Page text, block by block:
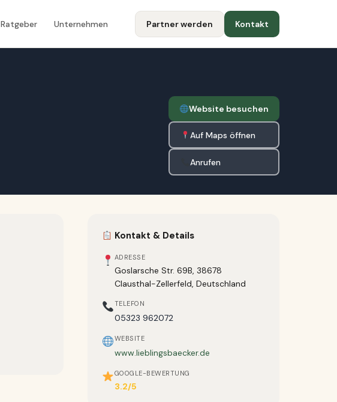
Ratgeber Unternehmen Partner werden Kontakt
Website besuchen
Auf Maps öffnen
Anrufen
Kontakt & Details
ADRESSE
Goslarsche Str. 69B, 38678
Clausthal-Zellerfeld, Deutschland
TELEFON
05323 962072
WEBSITE
www.lieblingsbaecker.de
GOOGLE-BEWERTUNG
3.2/5